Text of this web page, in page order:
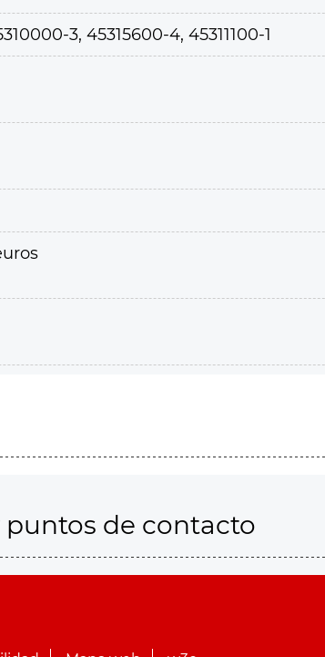
3, 45315600-4, 45311100-1
de contacto